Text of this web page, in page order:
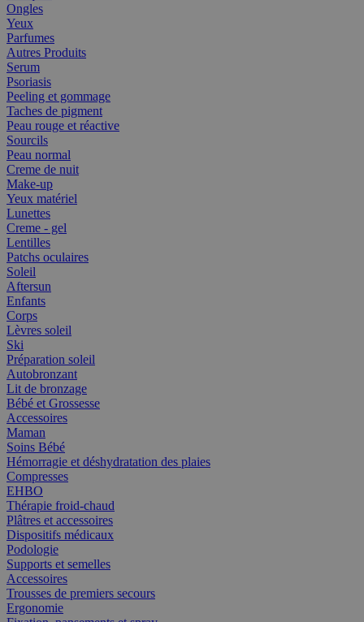
Ongles
Yeux
Parfumes
Autres Produits
Serum
Psoriasis
Peeling et gommage
Taches de pigment
Peau rouge et réactive
Sourcils
Peau normal
Creme de nuit
Make-up
Yeux matériel
Lunettes
Creme - gel
Lentilles
Patchs oculaires
Soleil
Aftersun
Enfants
Corps
Lèvres soleil
Ski
Préparation soleil
Autobronzant
Lit de bronzage
Bébé et Grossesse
Accessoires
Maman
Soins Bébé
Hémorragie et déshydratation des plaies
Compresses
EHBO
Thérapie froid-chaud
Plâtres et accessoires
Dispositifs médicaux
Podologie
Supports et semelles
Accessoires
Trousses de premiers secours
Ergonomie